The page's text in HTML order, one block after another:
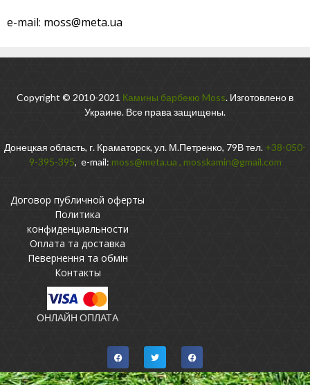
e-mail: moss@meta.ua
Copyright © 2010-2021 Камины барбекю Moss. Изготовлено в
Украине. Все права защищены.
Донецкая область, г. Краматорск, ул. М.Петренко, 79В тел. +38-050-
9-395-395, e-mail: moss@meta.ua , mosskamin@gmail.com
Договор публичной оферты
Политика
конфиденциальности
Оплата та доставка
Певернення та обмін
Контакты
ОНЛАЙН ОПЛАТА